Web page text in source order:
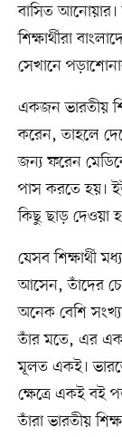
বাসিত
শিক্ষার্থীরা
সেখানে
একজন ভারতীয়
করেন, তাহলে
জন্য ফরেন
পাস করতে হয়।
কিছু ছাড় দেওয়া
যেসব শিক্ষার্থী
আসেন, তাঁদের
অনেক বেশি
তাঁর মতে, এর
মূলত একই।
ক্ষেত্রে একই বই
তাঁরা ভারতীয়